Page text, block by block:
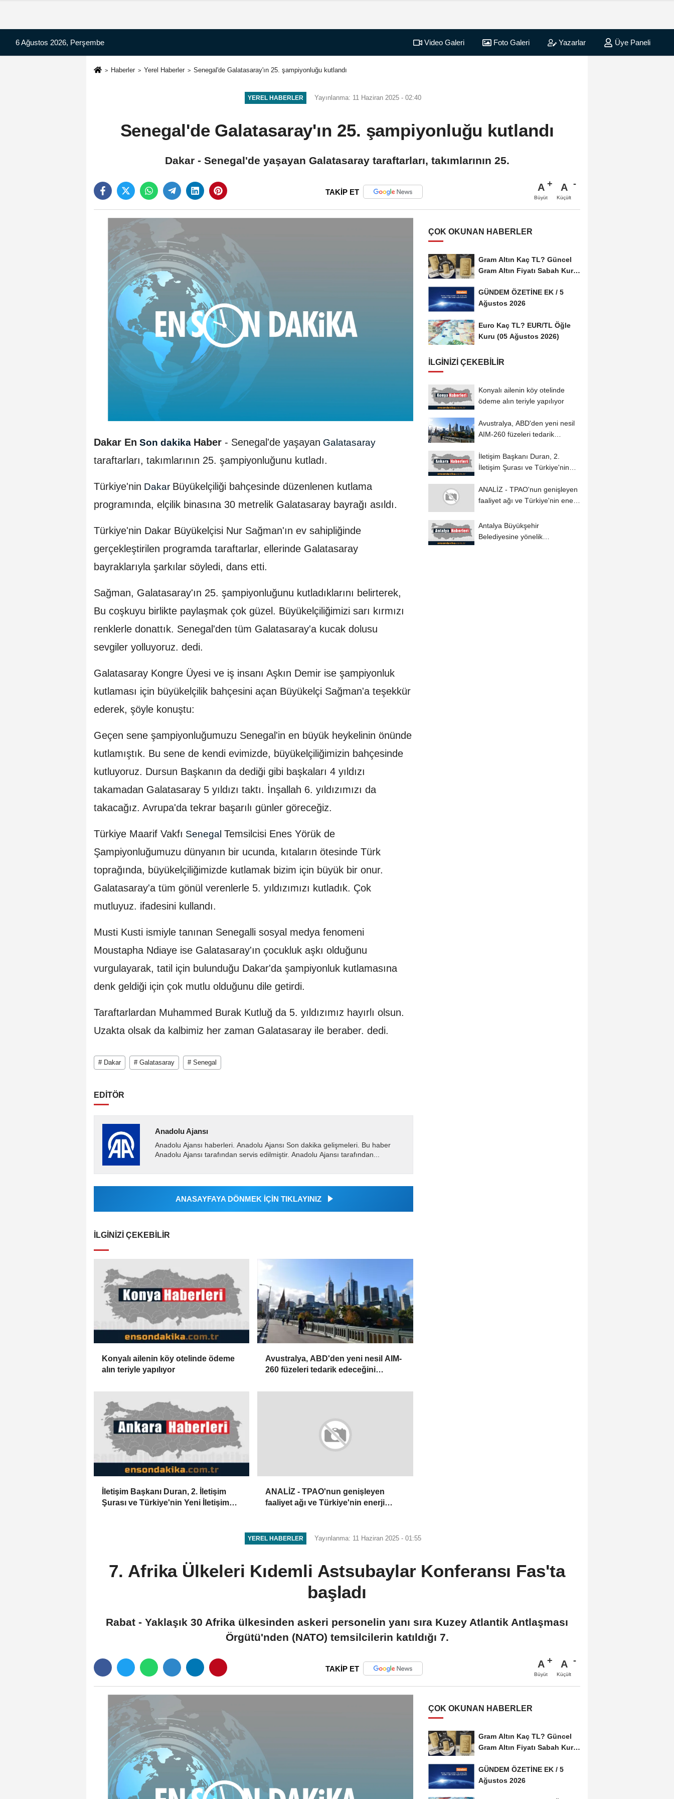
6 Ağustos 2026, Perşembe Video Galeri Foto Galeri Yazarlar Üye Paneli
Haberler Yerel Haberler Senegal'de Galatasaray'ın 25. şampiyonluğu kutlandı
YEREL HABERLER Yayınlanma: 11 Haziran 2025 - 02:40
Senegal'de Galatasaray'ın 25. şampiyonluğu kutlandı
Dakar - Senegal'de yaşayan Galatasaray taraftarları, takımlarının 25.
TAKİP ET A
Büyüt
A
Küçült
Dakar En Son dakika Haber - Senegal'de yaşayan Galatasaray
taraftarları, takımlarının 25. şampiyonluğunu kutladı.
Türkiye'nin Dakar Büyükelçiliği bahçesinde düzenlenen kutlama
programında, elçilik binasına 30 metrelik Galatasaray bayrağı asıldı.
Türkiye'nin Dakar Büyükelçisi Nur Sağman'ın ev sahipliğinde
gerçekleştirilen programda taraftarlar, ellerinde Galatasaray
bayraklarıyla şarkılar söyledi, dans etti.
Sağman, Galatasaray'ın 25. şampiyonluğunu kutladıklarını belirterek,
Bu coşkuyu birlikte paylaşmak çok güzel. Büyükelçiliğimizi sarı kırmızı
renklerle donattık. Senegal'den tüm Galatasaray'a kucak dolusu
sevgiler yolluyoruz. dedi.
Galatasaray Kongre Üyesi ve iş insanı Aşkın Demir ise şampiyonluk
kutlaması için büyükelçilik bahçesini açan Büyükelçi Sağman'a teşekkür
ederek, şöyle konuştu:
Geçen sene şampiyonluğumuzu Senegal'in en büyük heykelinin önünde
kutlamıştık. Bu sene de kendi evimizde, büyükelçiliğimizin bahçesinde
kutluyoruz. Dursun Başkanın da dediği gibi başkaları 4 yıldızı
takamadan Galatasaray 5 yıldızı taktı. İnşallah 6. yıldızımızı da
takacağız. Avrupa'da tekrar başarılı günler göreceğiz.
Türkiye Maarif Vakfı Senegal Temsilcisi Enes Yörük de
Şampiyonluğumuzu dünyanın bir ucunda, kıtaların ötesinde Türk
toprağında, büyükelçiliğimizde kutlamak bizim için büyük bir onur.
Galatasaray'a tüm gönül verenlerle 5. yıldızımızı kutladık. Çok
mutluyuz. ifadesini kullandı.
Musti Kusti ismiyle tanınan Senegalli sosyal medya fenomeni
Moustapha Ndiaye ise Galatasaray'ın çocukluk aşkı olduğunu
vurgulayarak, tatil için bulunduğu Dakar'da şampiyonluk kutlamasına
denk geldiği için çok mutlu olduğunu dile getirdi.
Taraftarlardan Muhammed Burak Kutluğ da 5. yıldızımız hayırlı olsun.
Uzakta olsak da kalbimiz her zaman Galatasaray ile beraber. dedi.
# Dakar # Galatasaray # Senegal
EDİTÖR
Anadolu Ajansı
Anadolu Ajansı haberleri. Anadolu Ajansı Son dakika gelişmeleri. Bu haber
Anadolu Ajansı tarafından servis edilmiştir. Anadolu Ajansı tarafından...
ANASAYFAYA DÖNMEK İÇİN TIKLAYINIZ
İLGINIZI ÇEKEBILIR
Konyalı ailenin köy otelinde ödeme
alın teriyle yapılıyor
Avustralya, ABD'den yeni nesil AIM-
260 füzeleri tedarik edeceğini
İletişim Başkanı Duran, 2. İletişim
Şurası ve Türkiye'nin Yeni İletişim
ANALİZ - TPAO'nun genişleyen
faaliyet ağı ve Türkiye'nin enerji
ÇOK OKUNAN HABERLER
Gram Altın Kaç TL? Güncel
Gram Altın Fiyatı Sabah Kuru
GÜNDEM ÖZETİNE EK / 5
Ağustos 2026
Euro Kaç TL? EUR/TL Öğle
Kuru (05 Ağustos 2026)
İLGINIZI ÇEKEBILIR
Konyalı ailenin köy otelinde
ödeme alın teriyle yapılıyor
Avustralya, ABD'den yeni nesil
AIM-260 füzeleri tedarik
İletişim Başkanı Duran, 2.
İletişim Şurası ve Türkiye'nin
ANALİZ - TPAO'nun genişleyen
faaliyet ağı ve Türkiye'nin enerji
Antalya Büyükşehir
Belediyesine yönelik
YEREL HABERLER Yayınlanma: 11 Haziran 2025 - 01:55
7. Afrika Ülkeleri Kıdemli Astsubaylar Konferansı Fas'ta
başladı
Rabat - Yaklaşık 30 Afrika ülkesinden askeri personelin yanı sıra Kuzey Atlantik Antlaşması
Örgütü'nden (NATO) temsilcilerin katıldığı 7.
TAKİP ET A
Büyüt
A
Küçült
ÇOK OKUNAN HABERLER
Gram Altın Kaç TL? Güncel
Gram Altın Fiyatı Sabah Kuru
GÜNDEM ÖZETİNE EK / 5
Ağustos 2026